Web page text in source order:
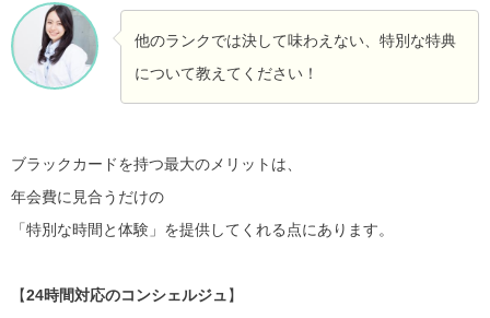
他のランクでは決して味わえない、特別な特典
について教えてください！
ブラックカードを持つ最大のメリットは、
年会費に見合うだけの
「特別な時間と体験」を提供してくれる点にあります。
【24時間対応のコンシェルジュ】